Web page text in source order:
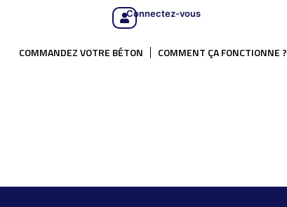
Connectez-vous
COMMANDEZ VOTRE BÉTON COMMENT ÇA FONCTIONNE ?